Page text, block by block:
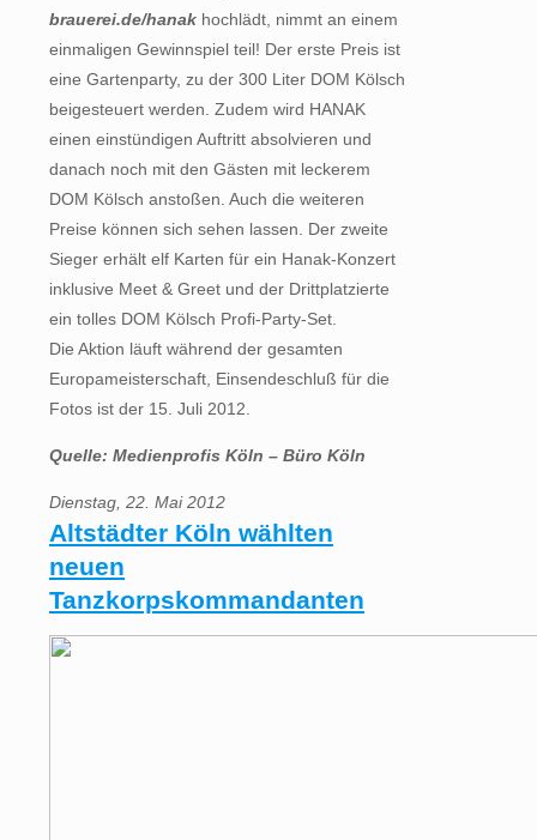
brauerei.de/hanak hochlädt, nimmt an einem
einmaligen Gewinnspiel teil! Der erste Preis ist
eine Gartenparty, zu der 300 Liter DOM Kölsch
beigesteuert werden. Zudem wird HANAK
einen einstündigen Auftritt absolvieren und
danach noch mit den Gästen mit leckerem
DOM Kölsch anstoßen. Auch die weiteren
Preise können sich sehen lassen. Der zweite
Sieger erhält elf Karten für ein Hanak-Konzert
inklusive Meet & Greet und der Drittplatzierte
ein tolles DOM Kölsch Profi-Party-Set.
Die Aktion läuft während der gesamten
Europameisterschaft, Einsendeschluß für die
Fotos ist der 15. Juli 2012.
Quelle: Medienprofis Köln – Büro Köln
Dienstag, 22. Mai 2012
Altstädter Köln wählten
neuen
Tanzkorpskommandanten